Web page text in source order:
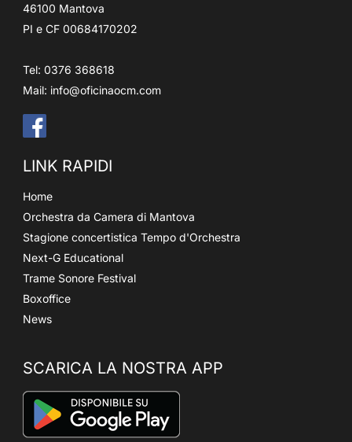
46100 Mantova
PI e CF 00684170202
Tel: 0376 368618
Mail: info@oficinaocm.com
LINK RAPIDI
Home
Orchestra da Camera di Mantova
Stagione concertistica Tempo d'Orchestra
Next-G Educational
Trame Sonore Festival
Boxoffice
News
SCARICA LA NOSTRA APP